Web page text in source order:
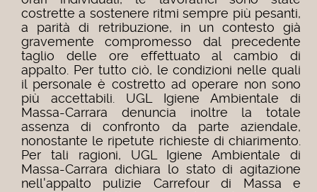
costrette a sostenere ritmi sempre più pesanti,
a parità di retribuzione, in un contesto già
gravemente compromesso dal precedente
taglio delle ore effettuato al cambio di
appalto. Per tutto ciò, le condizioni nelle quali
il personale è costretto ad operare non sono
più accettabili. UGL Igiene Ambientale di
Massa-Carrara denuncia inoltre la totale
assenza di confronto da parte aziendale,
nonostante le ripetute richieste di chiarimento.
Per tali ragioni, UGL Igiene Ambientale di
Massa-Carrara dichiara lo stato di agitazione
nell'appalto pulizie Carrefour di Massa e